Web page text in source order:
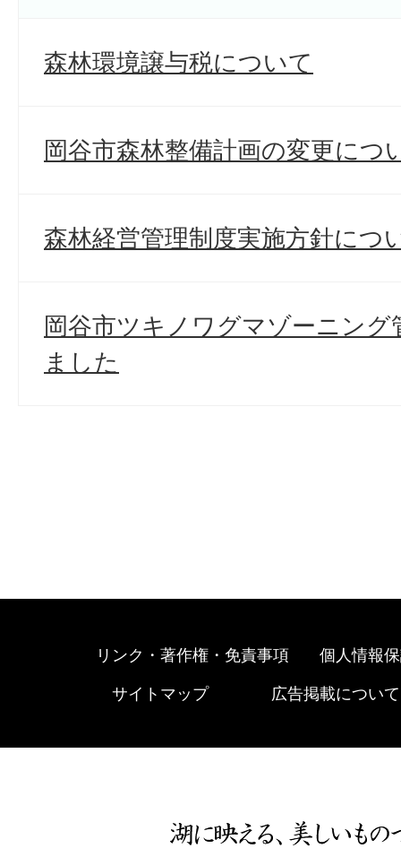
森林環境譲与税について
岡谷市森林整備計画の変更につ
森林経営管理制度実施方針につ
岡谷市ツキノワグマゾーニング
ました
リンク・著作権・免責事項 個人情報
サイトマップ 広告掲載について